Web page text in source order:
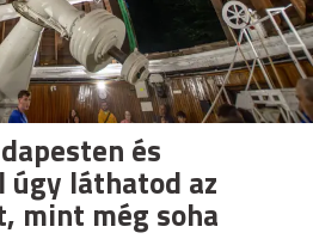
és
úgy láthatod az
mint még soha